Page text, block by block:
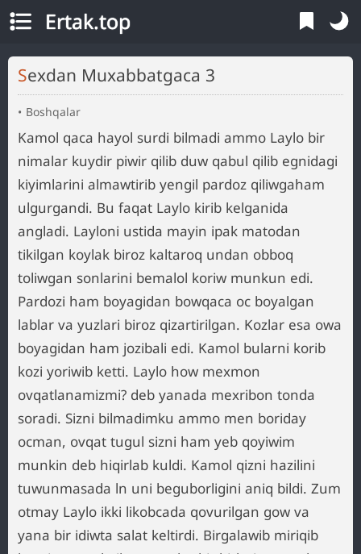
Ertak.top
Sexdan Muxabbatgaca 3
Boshqalar
Kamol qaca hayol surdi bilmadi ammo Laylo bir
nimalar kuydir piwir qilib duw qabul qilib egnidagi
kiyimlarini almawtirib yengil pardoz qiliwgaham
ulgurgandi. Bu faqat Laylo kirib kelganida
angladi. Layloni ustida mayin ipak matodan
tikilgan koylak biroz kaltaroq undan obboq
toliwgan sonlarini bemalol koriw munkun edi.
Pardozi ham boyagidan bowqaca oc boyalgan
lablar va yuzlari biroz qizartirilgan. Kozlar esa owa
boyagidan ham jozibali edi. Kamol bularni korib
kozi yoriwib ketti. Laylo how mexmon
ovqatlanamizmi? deb yanada mexribon tonda
soradi. Sizni bilmadimku ammo men boriday
ocman, ovqat tugul sizni ham yeb qoyiwim
munkin deb hiqirlab kuldi. Kamol qizni hazilini
tuwunmasada ln uni beguborligini aniq bildi. Zum
otmay Laylo ikki likobcada qovurilgan gow va
yana bir idiwta salat keltirdi. Birgalawib miriqib